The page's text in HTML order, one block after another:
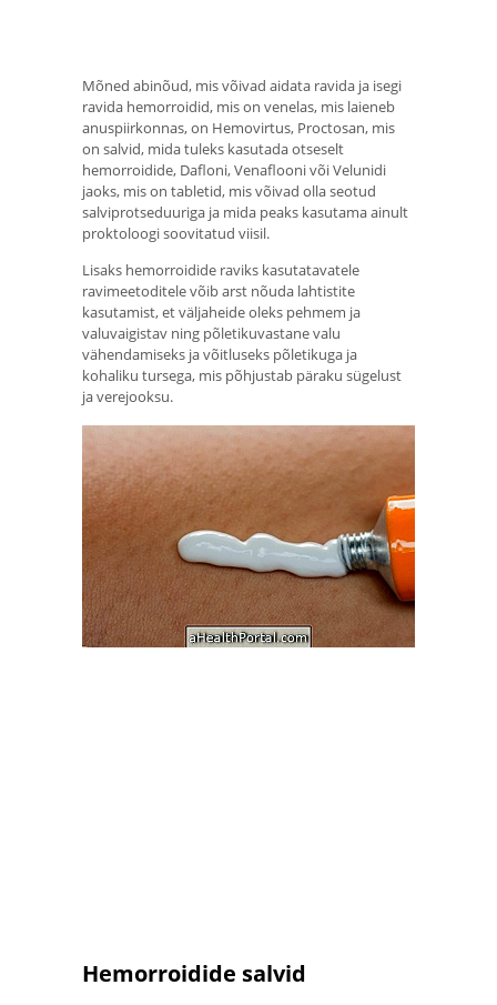
Mõned abinõud, mis võivad aidata ravida ja isegi
ravida hemorroidid, mis on venelas, mis laieneb
anuspiirkonnas, on Hemovirtus, Proctosan, mis
on salvid, mida tuleks kasutada otseselt
hemorroidide, Dafloni, Venaflooni või Velunidi
jaoks, mis on tabletid, mis võivad olla seotud
salviprotseduuriga ja mida peaks kasutama ainult
proktoloogi soovitatud viisil.
Lisaks hemorroidide raviks kasutatavatele
ravimeetoditele võib arst nõuda lahtistite
kasutamist, et väljaheide oleks pehmem ja
valuvaigistav ning põletikuvastane valu
vähendamiseks ja võitluseks põletikuga ja
kohaliku tursega, mis põhjustab päraku sügelust
ja verejooksu.
Hemorroidide salvid